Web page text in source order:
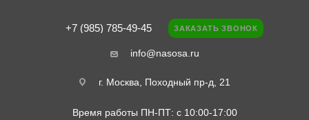
+7 (985) 785-49-45 ЗАКАЗАТЬ ЗВОНОК
info@nasosa.ru
г. Москва, Походный пр-д, 21
Время работы ПН-ПТ: с 10:00-17:00